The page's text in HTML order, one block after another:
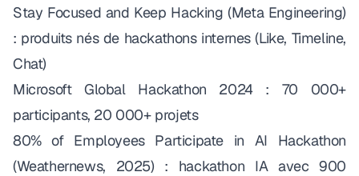
Stay Focused and Keep Hacking (Meta Engineering)
: produits nés de hackathons internes (Like, Timeline,
Chat)
Microsoft Global Hackathon 2024: 70 000+
participants, 20 000+ projets
80% of Employees Participate in AI Hackathon
(Weathernews, 2025) : hackathon IA avec 900